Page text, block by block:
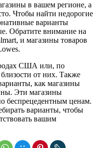
в вашем регионе, а
Чтобы найти недорогие
варианты
Обратите внимание на
и магазины товаров
США или, по
от них. Также
как магазины
Эти магазины
беспрецедентным ценам.
варианты, чтобы
вашим